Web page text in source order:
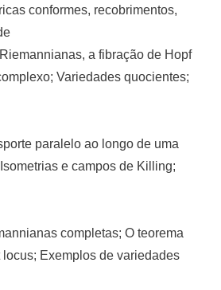
conformes, recobrimentos,
a fibração de Hopf
Variedades quocientes;
paralelo ao longo de uma
e campos de Killing;
completas; O teorema
Exemplos de variedades